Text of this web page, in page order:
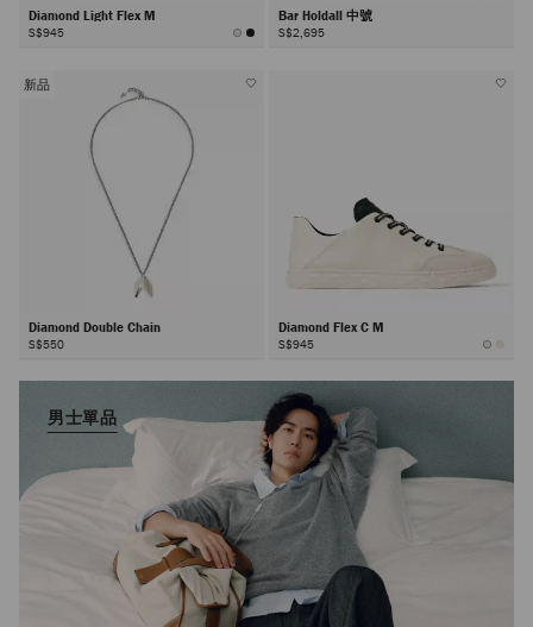
Diamond Light Flex M
S$945
Bar Holdall 中號
S$2,695
新品
Diamond Double Chain
S$550
Diamond Flex C M
S$945
男士單品